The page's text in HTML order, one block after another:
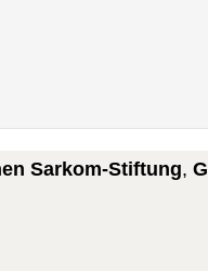
Sarkom-Stiftung,